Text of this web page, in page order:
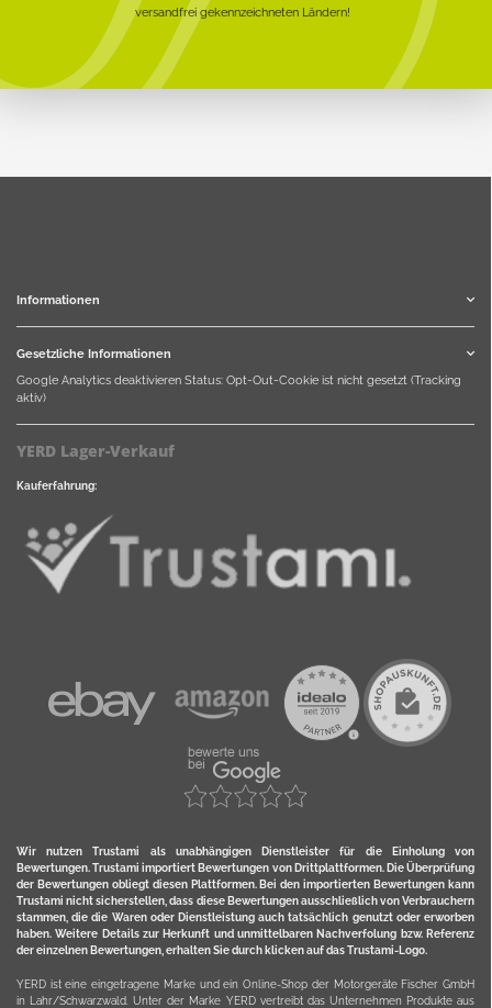
versandfrei gekennzeichneten Ländern!
Informationen
Gesetzliche Informationen
Google Analytics deaktivieren Status: Opt-Out-Cookie ist nicht gesetzt (Tracking
aktiv)
YERD Lager-Verkauf
Kauferfahrung:
Wir nutzen Trustami als unabhängigen Dienstleister für die Einholung von
Bewertungen. Trustami importiert Bewertungen von Drittplattformen. Die Überprüfung
der Bewertungen obliegt diesen Plattformen. Bei den importierten Bewertungen kann
Trustami nicht sicherstellen, dass diese Bewertungen ausschließlich von Verbrauchern
stammen, die die Waren oder Dienstleistung auch tatsächlich genutzt oder erworben
haben. Weitere Details zur Herkunft und unmittelbaren Nachverfolung bzw. Referenz
der einzelnen Bewertungen, erhalten Sie durch klicken auf das Trustami-Logo.
YERD ist eine eingetragene Marke und ein Online-Shop der Motorgeräte Fischer GmbH
in Lahr/Schwarzwald. Unter der Marke YERD vertreibt das Unternehmen Produkte aus